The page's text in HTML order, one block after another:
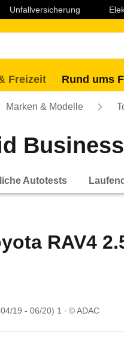
Unfallversicherung
Freizeit Rund ums
Marken & Modelle
Autotests
RAV4
19 - 06/20) 1 © ADAC